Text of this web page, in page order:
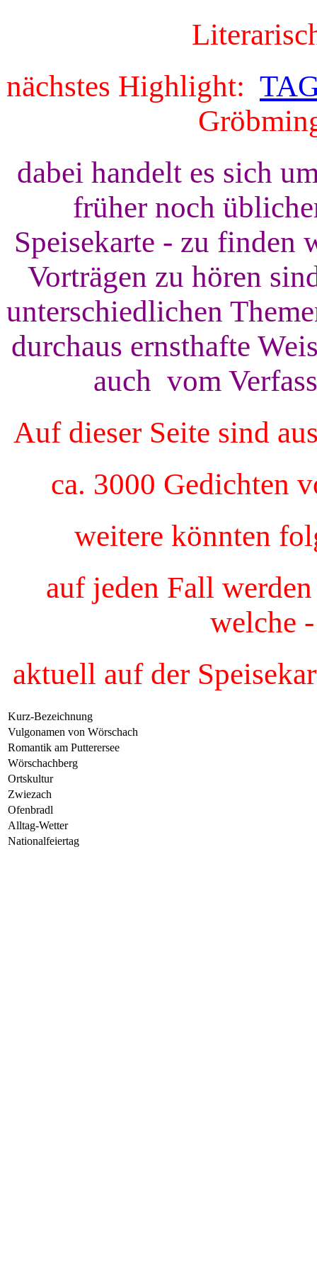
nächstes Highlight:
dabei handelt es sich
früher noch
Speisekarte - zu finden
Vorträgen zu hören
unterschiedlichen
durchaus ernsthafte
auch vom
Auf dieser Seite sind
ca. 3000 Gedichten
weitere könnten
auf jeden Fall
welche
aktuell auf der
Kurz-Bezeichnung
Vulgonamen von Wörschach
Romantik am Putterersee
Wörschachberg
Ortskultur
Zwiezach
Ofenbradl
Alltag-Wetter
Nationalfeiertag